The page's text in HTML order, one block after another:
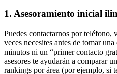
1. Asesoramiento inicial
Puedes contactarnos por teléfono,
veces necesites antes de tomar
minutos ni un “primer contacto
asesores te ayudarán a comparar
rankings por área (por ejemplo, si